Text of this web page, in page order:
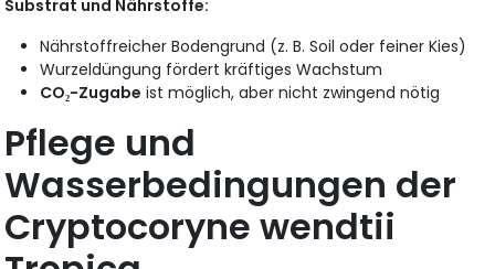
Substrat und Nährstoffe:
Nährstoffreicher Bodengrund (z. B. Soil oder feiner Kies)
Wurzeldüngung fördert kräftiges Wachstum
CO₂-Zugabe ist möglich, aber nicht zwingend nötig
Pflege und
Wasserbedingungen der
Cryptocoryne wendtii